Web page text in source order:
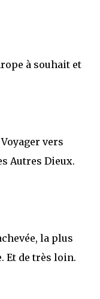
à souhait et
vers
Autres Dieux.
la plus
Et de très loin.